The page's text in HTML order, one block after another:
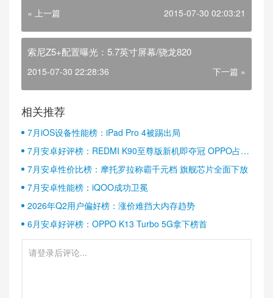
« 上一篇 2015-07-30 02:03:21
索尼Z5+配置曝光：5.7英寸屏幕/骁龙820
2015-07-30 22:28:36 下一篇 »
相关推荐
7月iOS设备性能榜：iPad Pro 4被踢出局
7月安卓好评榜：REDMI K90至尊版新机即夺冠 OPPO占据
半壁江山
7月安卓性价比榜：摩托罗拉称霸千元档 旗舰芯片全面下放
7月安卓性能榜：iQOO成功卫冕
2026年Q2用户偏好榜：涨价难挡大内存趋势
6月安卓好评榜：OPPO K13 Turbo 5G拿下榜首